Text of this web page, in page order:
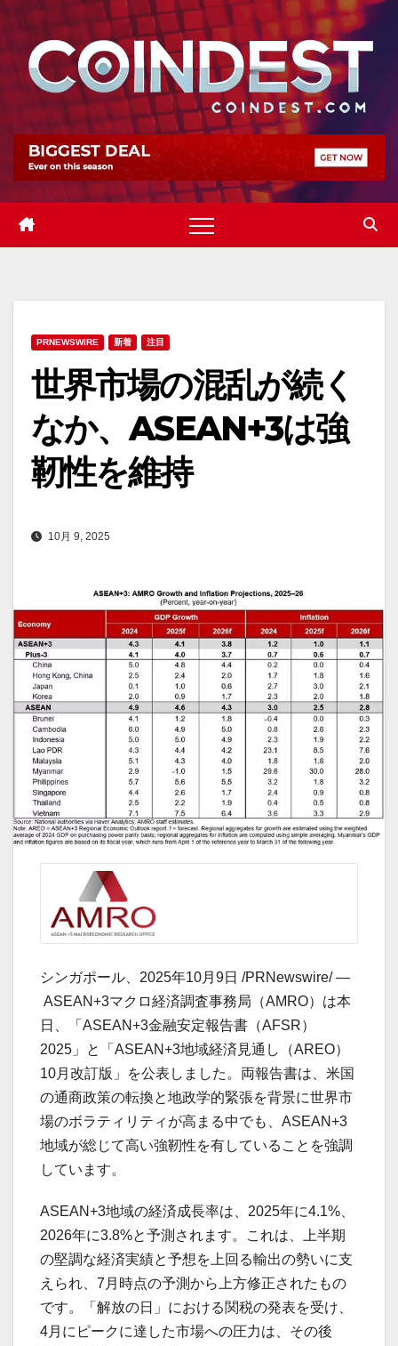
Skip
content
PRNEWSWIRE 新着 注目
世界市場の混乱が続く
なか、ASEAN+3は強
靭性を維持
10月 9, 2025
シンガポール、2025年10月9日 /PRNewswire/ —
ASEAN+3マクロ経済調査事務局（AMRO）は本
日、「ASEAN+3金融安定報告書（AFSR）
2025」と「ASEAN+3地域経済見通し（AREO）
10月改訂版」を公表しました。両報告書は、米国
の通商政策の転換と地政学的緊張を背景に世界市
場のボラティリティが高まる中でも、ASEAN+3
地域が総じて高い強靭性を有していることを強調
しています。
ASEAN+3地域の経済成長率は、2025年に4.1%、
2026年に3.8%と予測されます。これは、上半期
の堅調な経済実績と予想を上回る輸出の勢いに支
えられ、7月時点の予測から上方修正されたもの
です。「解放の日」における関税の発表を受け、
4月にピークに達した市場への圧力は、その後